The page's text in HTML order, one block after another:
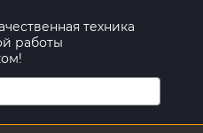
техника
работы